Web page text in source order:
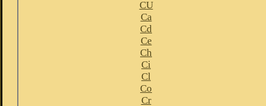
CU
Ca
Cd
Ce
Ch
Ci
Cl
Co
Cr